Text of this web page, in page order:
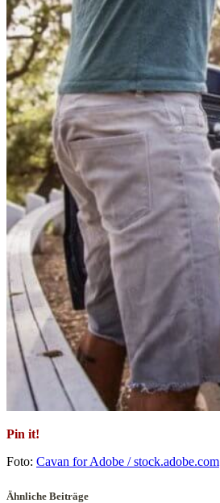
Pin it!
Foto: Cavan for Adobe / stock.adobe.com
Ähnliche Beiträge